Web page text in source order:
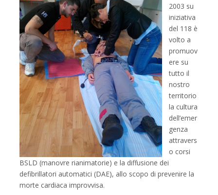
2003 su
iniziativa
del 118 è
volto a
promuov
ere su
tutto il
nostro
territorio
la cultura
dell’emer
genza
attravers
o corsi
BSLD (manovre rianimatorie) e la diffusione dei
defibrillatori automatici (DAE), allo scopo di prevenire la
morte cardiaca improvvisa.